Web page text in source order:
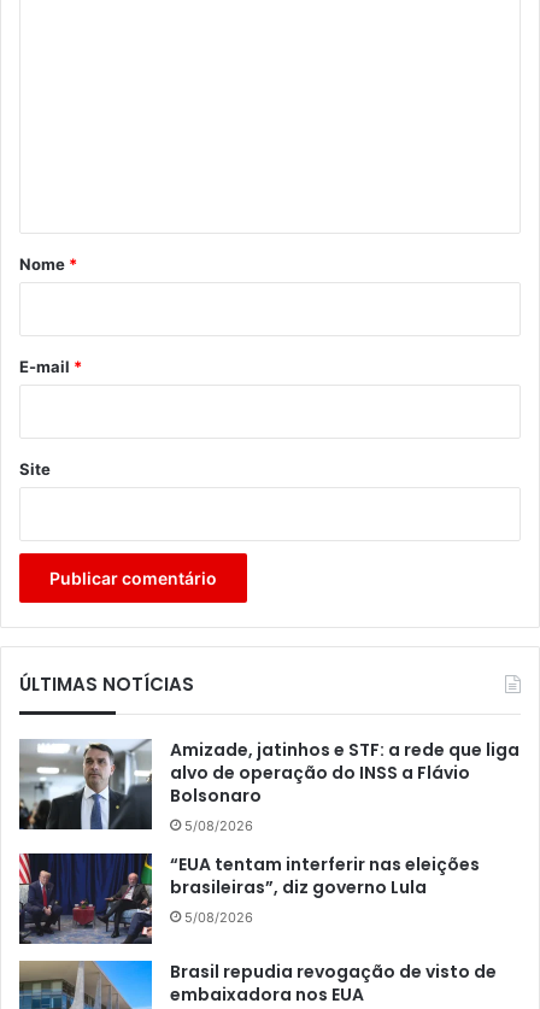
r
*
Nome *
E-mail *
Site
ÚLTIMAS NOTÍCIAS
Amizade, jatinhos e STF: a rede que liga
alvo de operação do INSS a Flávio
Bolsonaro
5/08/2026
“EUA tentam interferir nas eleições
brasileiras”, diz governo Lula
5/08/2026
Brasil repudia revogação de visto de
embaixadora nos EUA